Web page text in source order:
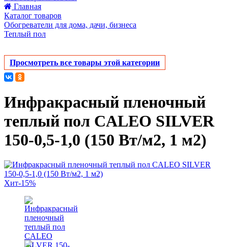
Главная
Каталог товаров
Обогреватели для дома, дачи, бизнеса
Теплый пол
Просмотреть все товары этой категории
Инфракрасный пленочный
теплый пол CALEO SILVER
150-0,5-1,0 (150 Вт/м2, 1 м2)
Хит-15%